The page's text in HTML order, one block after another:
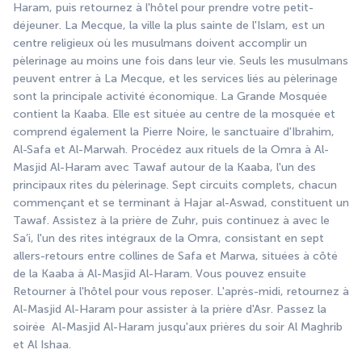
Haram, puis retournez à l'hôtel pour prendre votre petit-
déjeuner. La Mecque, la ville la plus sainte de l'Islam, est un
centre religieux où les musulmans doivent accomplir un
pèlerinage au moins une fois dans leur vie. Seuls les musulmans
peuvent entrer à La Mecque, et les services liés au pèlerinage
sont la principale activité économique. La Grande Mosquée
contient la Kaaba. Elle est située au centre de la mosquée et
comprend également la Pierre Noire, le sanctuaire d'Ibrahim,
Al-Safa et Al-Marwah. Procédez aux rituels de la Omra à Al-
Masjid Al-Haram avec Tawaf autour de la Kaaba, l'un des
principaux rites du pèlerinage. Sept circuits complets, chacun
commençant et se terminant à Hajar al-Aswad, constituent un
Tawaf. Assistez à la prière de Zuhr, puis continuez à avec le
Sa’i, l'un des rites intégraux de la Omra, consistant en sept
allers-retours entre collines de Safa et Marwa, situées à côté
de la Kaaba à Al-Masjid Al-Haram. Vous pouvez ensuite
Retourner à l'hôtel pour vous reposer. L'après-midi, retournez à
Al-Masjid Al-Haram pour assister à la prière d'Asr. Passez la
soirée  Al-Masjid Al-Haram jusqu'aux prières du soir Al Maghrib
et Al Ishaa.